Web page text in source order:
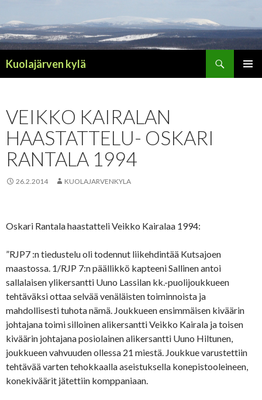
Kuolajärven kylä
VEIKKO KAIRALAN
HAASTATTELU- OSKARI
RANTALA 1994
26.2.2014 KUOLAJARVENKYLA
Oskari Rantala haastatteli Veikko Kairalaa 1994:
”RJP7 :n tiedustelu oli todennut liikehdintää Kutsajoen
maastossa. 1/RJP 7:n päällikkö kapteeni Sallinen antoi
sallalaisen ylikersantti Uuno Lassilan kk.-puolijoukkueen
tehtäväksi ottaa selvää venäläisten toiminnoista ja
mahdollisesti tuhota nämä. Joukkueen ensimmäisen kiväärin
johtajana toimi silloinen alikersantti Veikko Kairala ja toisen
kiväärin johtajana posiolainen alikersantti Uuno Hiltunen,
joukkueen vahvuuden ollessa 21 miestä. Joukkue varustettiin
tehtävää varten tehokkaalla aseistuksella konepistooleineen,
konekiväärit jätettiin komppaniaan.